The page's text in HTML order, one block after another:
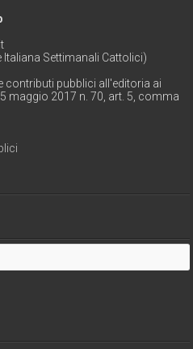
Italiana Settimanali Cattolici)
contributi pubblici all'editoria ai
maggio 2017 n. 70, art. 5, comma